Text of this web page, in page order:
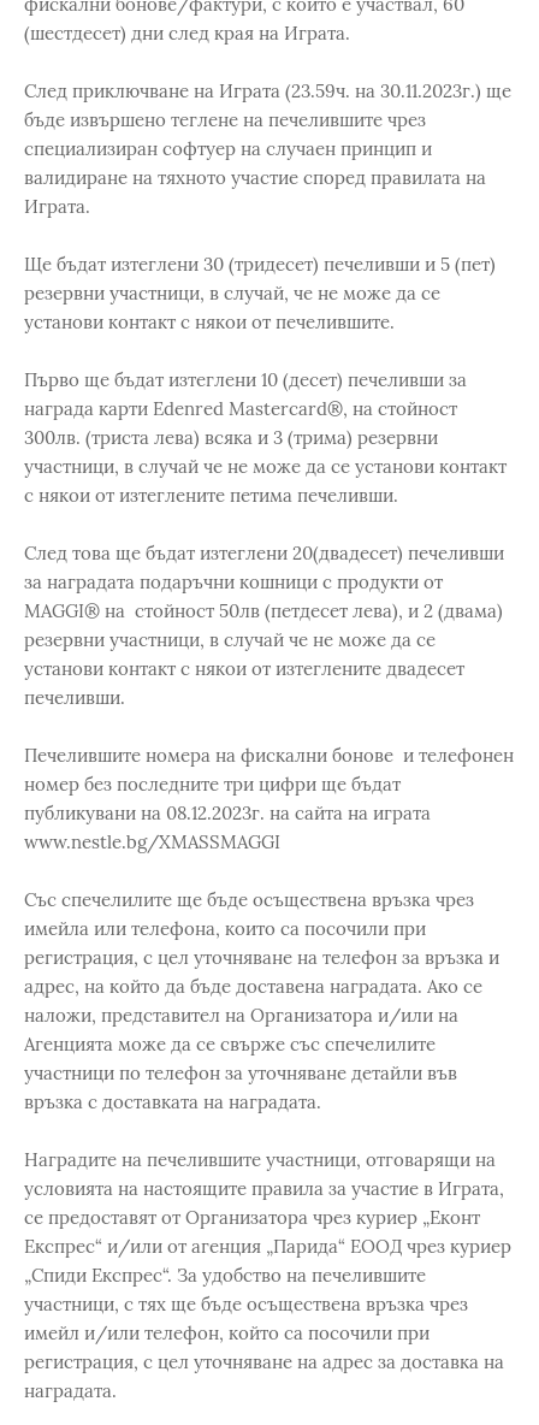
(шестдесет) дни след края на Играта.
След приключване на Играта (23.59ч. на 30.11.2023г.) ще
бъде извършено теглене на печелившите чрез
специализиран софтуер на случаен принцип и
валидиране на тяхното участие според правилата на
Играта.
Ще бъдат изтеглени 30 (тридесет) печеливши и 5 (пет)
резервни участници, в случай, че не може да се
установи контакт с някои от печелившите.
Първо ще бъдат изтеглени 10 (десет) печеливши за
награда карти Edenred Mastercard®, на стойност
300лв. (триста лева) всяка и 3 (трима) резервни
участници, в случай че не може да се установи контакт
с някои от изтеглените петима печеливши.
След това ще бъдат изтеглени 20(двадесет) печеливши
за наградата подаръчни кошници с продукти от
MAGGI® на стойност 50лв (петдесет лева), и 2 (двама)
резервни участници, в случай че не може да се
установи контакт с някои от изтеглените двадесет
печеливши.
Печелившите номера на фискални бонове и телефонен
номер без последните три цифри ще бъдат
публикувани на 08.12.2023г. на сайта на играта
www.nestle.bg/XMASSMAGGI
Със спечелилите ще бъде осъществена връзка чрез
имейла или телефона, които са посочили при
регистрация, с цел уточняване на телефон за връзка и
адрес, на който да бъде доставена наградата. Ако се
наложи, представител на Организатора и/или на
Агенцията може да се свърже със спечелилите
участници по телефон за уточняване детайли във
връзка с доставката на наградата.
Наградите на печелившите участници, отговарящи на
условията на настоящите правила за участие в Играта,
се предоставят от Организатора чрез куриер „Еконт
Експрес“ и/или от агенция „Парида“ ЕООД чрез куриер
„Спиди Експрес“. За удобство на печелившите
участници, с тях ще бъде осъществена връзка чрез
имейл и/или телефон, който са посочили при
регистрация, с цел уточняване на адрес за доставка на
наградата.